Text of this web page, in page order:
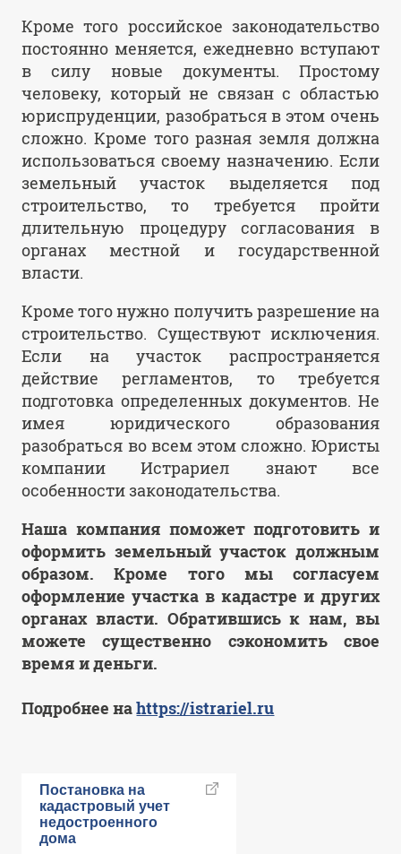
Кроме того российское законодательство
постоянно меняется, ежедневно вступают
в силу новые документы. Простому
человеку, который не связан с областью
юриспруденции, разобраться в этом очень
сложно. Кроме того разная земля должна
использоваться своему назначению. Если
земельный участок выделяется под
строительство, то требуется пройти
длительную процедуру согласования в
органах местной и государственной
власти.
Кроме того нужно получить разрешение на
строительство. Существуют исключения.
Если на участок распространяется
действие регламентов, то требуется
подготовка определенных документов. Не
имея юридического образования
разобраться во всем этом сложно. Юристы
компании Истрариел знают все
особенности законодательства.
Наша компания поможет подготовить и
оформить земельный участок должным
образом. Кроме того мы согласуем
оформление участка в кадастре и других
органах власти. Обратившись к нам, вы
можете существенно сэкономить свое
время и деньги.
Подробнее наhttps://istrariel.ru
Постановка на
кадастровый учет
недостроенного
дома